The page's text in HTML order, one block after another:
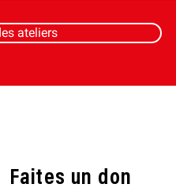
ateliers
Faites un don